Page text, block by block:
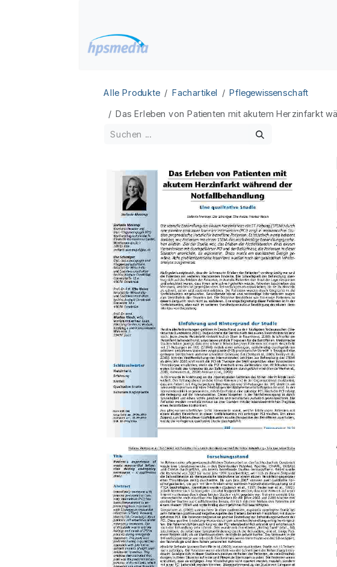
Alle Produkte Fachartikel
Pflegewissenschaft
Das Erleben von Patienten mit akutem Herzinfarkt